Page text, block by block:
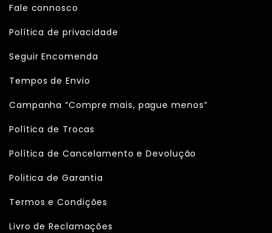
Fale connosco
Política de privacidade
Seguir Encomenda
Tempos de Envio
Campanha “Compre mais, pague menos”
Política de Trocas
Política de Cancelamento e Devolução
Politica de Garantia
Termos e Condições
Livro de Reclamações